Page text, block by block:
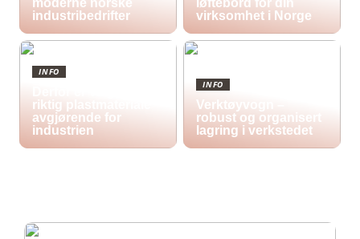
moderne norske
industribedrifter
løftebord for din
virksomhet i Norge
INFO
riktig plastmateriale
avgjørende for
industrien
INFO
Verktøyvogn –
robust og organisert
lagring i verkstedet